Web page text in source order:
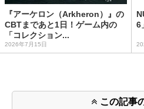
『アーケロン（Arkheron）』の
CBTまであと1日！ゲーム内の
「コレクション...
2026年7月15日
6
この記事